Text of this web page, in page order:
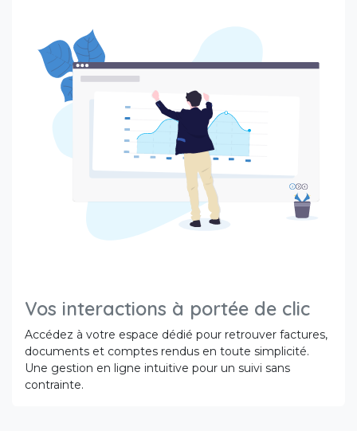
Vos interactions à portée de clic
Accédez à votre espace dédié pour retrouver factures,
documents et comptes rendus en toute simplicité.
Une gestion en ligne intuitive pour un suivi sans
contrainte.